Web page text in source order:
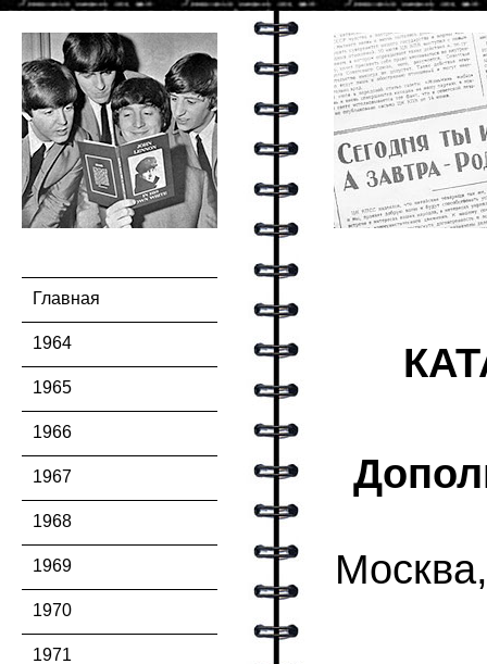
Главная
1964
1965
1966
1967
1968
1969
1970
1971